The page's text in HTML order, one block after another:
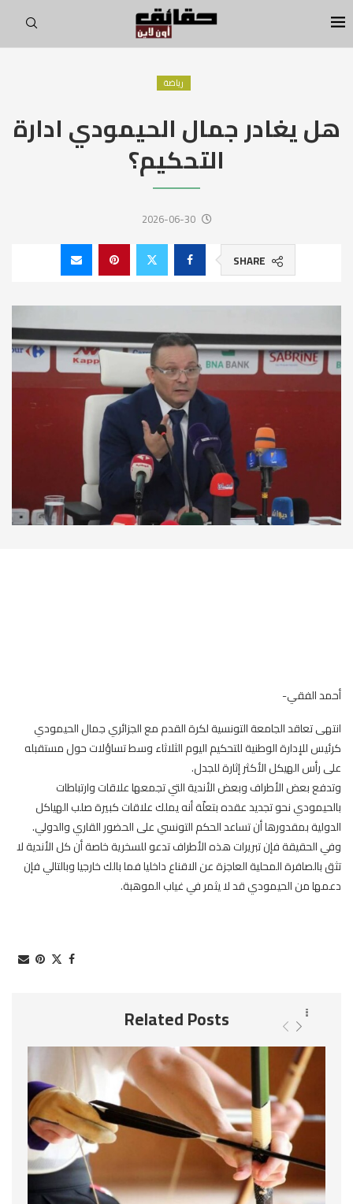
رياضة
هل يغادر جمال الحيمودي ادارة
التحكيم؟
2026-06-30
SHARE
أحمد الفقي-
انتهى تعاقد الجامعة التونسية لكرة القدم مع الجزائري جمال الحيمودي
كرئيس للإدارة الوطنية للتحكيم اليوم الثلاثاء وسط تساؤلات حول مستقبله
على رأس الهيكل الأكثر إثارة للجدل.
وتدفع بعض الأطراف وبعض الأندية التي تجمعها علاقات وارتباطات
بالحيمودي نحو تجديد عقده بتعلّة أنه يملك علاقات كبيرة صلب الهياكل
الدولية بمقدورها أن تساعد الحكم التونسي على الحضور القاري والدولي.
وفي الحقيقة فإن تبريرات هذه الأطراف تدعو للسخرية خاصة أن كل الأندية لا
تثق بالصافرة المحلية العاجزة عن الاقناع داخليا فما بالك خارجيا وبالتالي فإن
دعمها من الحيمودي قد لا يثمر في غياب الموهبة.
Related Posts